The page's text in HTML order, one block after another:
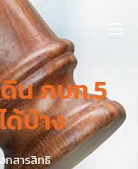
น ภบท.5
ด้บ้าง
กสารสิทธิ